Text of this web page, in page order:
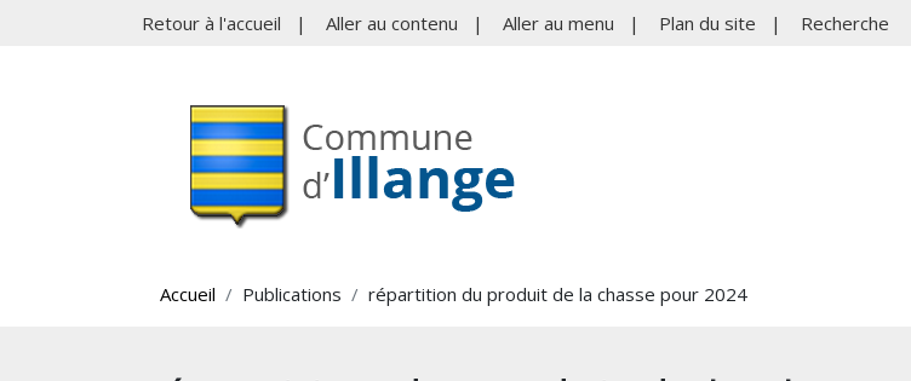
Retour à l'accueil | Aller au contenu | Aller au menu | Plan du site | Recherche
Accueil Publications répartition du produit de la chasse pour 2024